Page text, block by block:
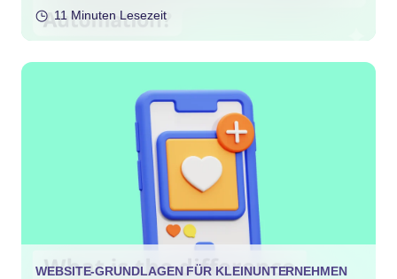
11 Minuten Lesezeit
WEBSITE-GRUNDLAGEN FÜR KLEINUNTERNEHMEN